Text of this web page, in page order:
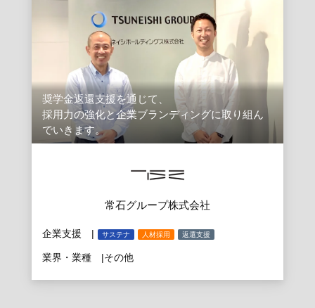
奨学金返還支援を通じて、
採用力の強化と企業ブランディングに取り組ん
でいきます。
常石グループ株式会社
企業支援 | サステナ 人材採用 返還支援
業界・業種 |その他